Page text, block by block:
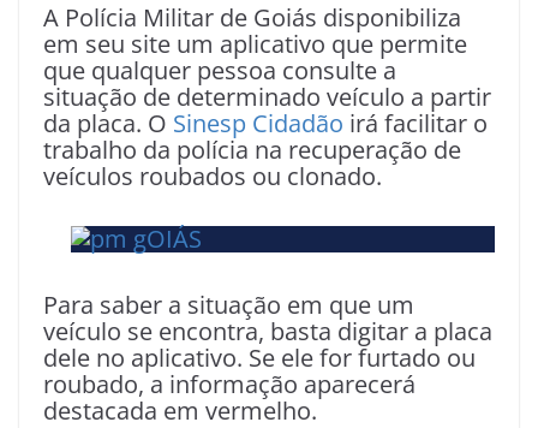
A Polícia Militar de Goiás disponibiliza
em seu site um aplicativo que permite
que qualquer pessoa consulte a
situação de determinado veículo a partir
da placa. O Sinesp Cidadão irá facilitar o
trabalho da polícia na recuperação de
veículos roubados ou clonado.
Para saber a situação em que um
veículo se encontra, basta digitar a placa
dele no aplicativo. Se ele for furtado ou
roubado, a informação aparecerá
destacada em vermelho.